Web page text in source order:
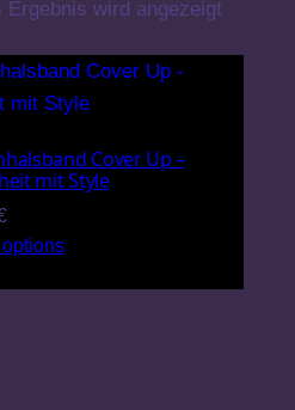
Ergebnis wird angezeigt
Cover Up –
mit Style